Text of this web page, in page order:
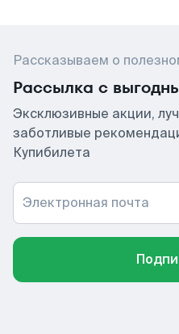
Рассказываем о
Рассылка с
Эксклюзивные акции,
заботливые
Купибилета
Электронная почта